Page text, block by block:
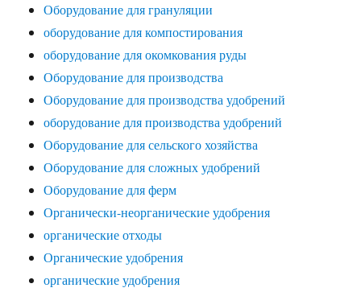
Оборудование для грануляции
оборудование для компостирования
оборудование для окомкования руды
Оборудование для производства
Оборудование для производства удобрений
оборудование для производства удобрений
Оборудование для сельского хозяйства
Оборудование для сложных удобрений
Оборудование для ферм
Органически-неорганические удобрения
органические отходы
Органические удобрения
органические удобрения